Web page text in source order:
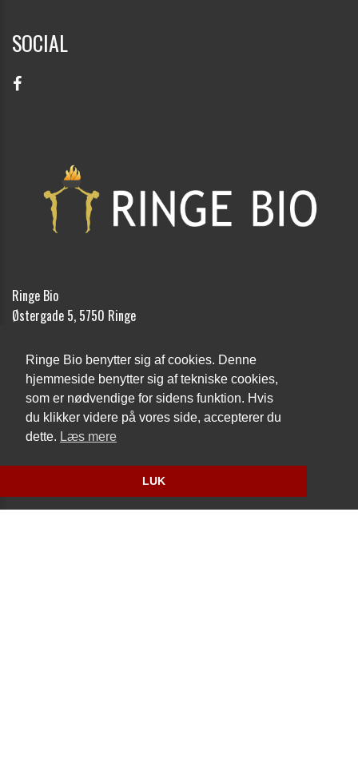
Ringe Bio benytter sig af cookies. Denne
hjemmeside benytter sig af tekniske cookies,
som er nødvendige for sidens funktion. Hvis
du klikker videre på vores side, accepterer du
dette. Læs mere
LUK
SOCIAL
Ringe Bio
Østergade 5, 5750 Ringe
Telefon:62 62 12 18
Email: kontakt@ringebio.dk
Cookie- og privatlivspolitik